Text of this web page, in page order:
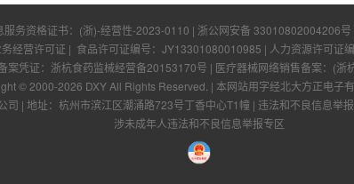
务资格证书： (浙)-经营性-2023-0110 | 浙公网安备 33010802004206号
经营许可证 | 食品许可证编号： JY13301080010985 | 人力资源许可证编
案凭证：浙杭食药监械经营备20153170号 | 医疗器械网络销售备案：(浙
© 2000-2026 DXY All Rights Reserved. | 本网站用字经北大方正电子
司 | 地址：杭州市滨江区潮涌路723号丁香中心T1幢 | 违法和不良信息举
涉未成年人违法和不良信息举报专区